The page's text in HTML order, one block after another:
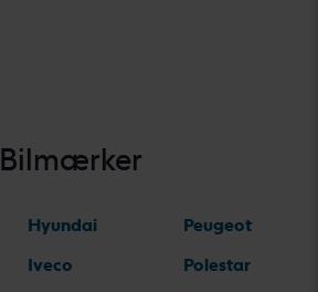
Bilmærker
Hyundai
Iveco
Peugeot
Polestar